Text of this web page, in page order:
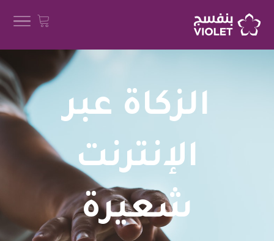
الزكاة عبر
الإنترنت
شعيرة